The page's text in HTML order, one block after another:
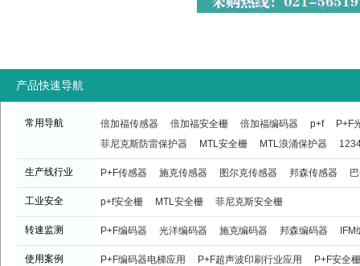
产品快速导航
常用导航 倍加福传感器 倍加福安全栅 倍加福编码器 p+f
P+F
菲尼克斯防雷保护器
MTL安全栅 MTL浪涌保护器
生产线行业 P+F传感器 施克传感器 图尔克传感器 邦森传感器
工业安全 p+f安全栅 MTL安全栅 菲尼克斯安全栅
转速监测 P+F编码器 光洋编码器 施克编码器 邦森编码器
使用案例 P+F编码器电梯应用 P+F超声波印刷行业应用 P+F安全